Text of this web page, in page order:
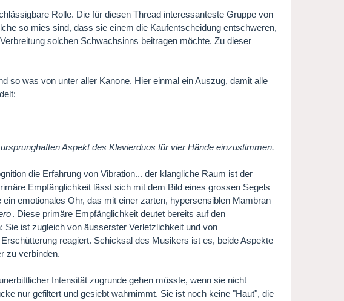
Rolle. Die für diesen Thread interessanteste Gruppe von
so mies sind, dass sie einem die Kaufentscheidung entschweren,
solchen Schwachsinns beitragen möchte. Zu dieser
so was von unter aller Kanone. Hier einmal ein Auszug, damit alle
Aspekt des Klavierduos für vier Hände einzustimmen.
die Erfahrung von Vibration... der klangliche Raum ist der
Empfänglichkeit lässt sich mit dem Bild eines grossen Segels
emotionales Ohr, das mit einer zarten, hypersensiblen Mambran
. Diese primäre Empfänglichkeit deutet bereits auf den
ist zugleich von äusserster Verletzlichkeit und von
reagiert. Schicksal des Musikers ist es, beide Aspekte
zu verbinden.
Intensität zugrunde gehen müsste, wenn sie nicht
nur gefiltert und gesiebt wahrnimmt. Sie ist noch keine "Haut", die